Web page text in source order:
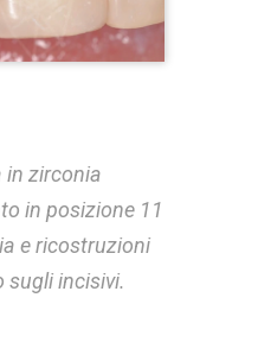
in zirconia
in posizione 11
e ricostruzioni
sugli incisivi.